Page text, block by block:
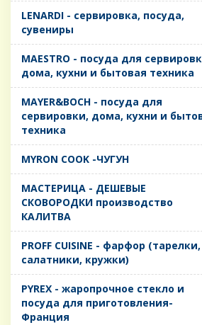
LENARDI - сервировка, посуда,
сувениры
MAESTRO - посуда для
дома, кухни и бытовая техника
MAYER&BOCH - посуда для
сервировки, дома, кухни и
техника
MYRON COOK -ЧУГУН
MАСТЕРИЦА - ДЕШЕВЫЕ
СКОВОРОДКИ производство
КАЛИТВА
PROFF CUISINE - фарфор (тарелки,
салатники, кружки)
PYREX - жаропрочное стекло и
посуда для приготовления-
Франция